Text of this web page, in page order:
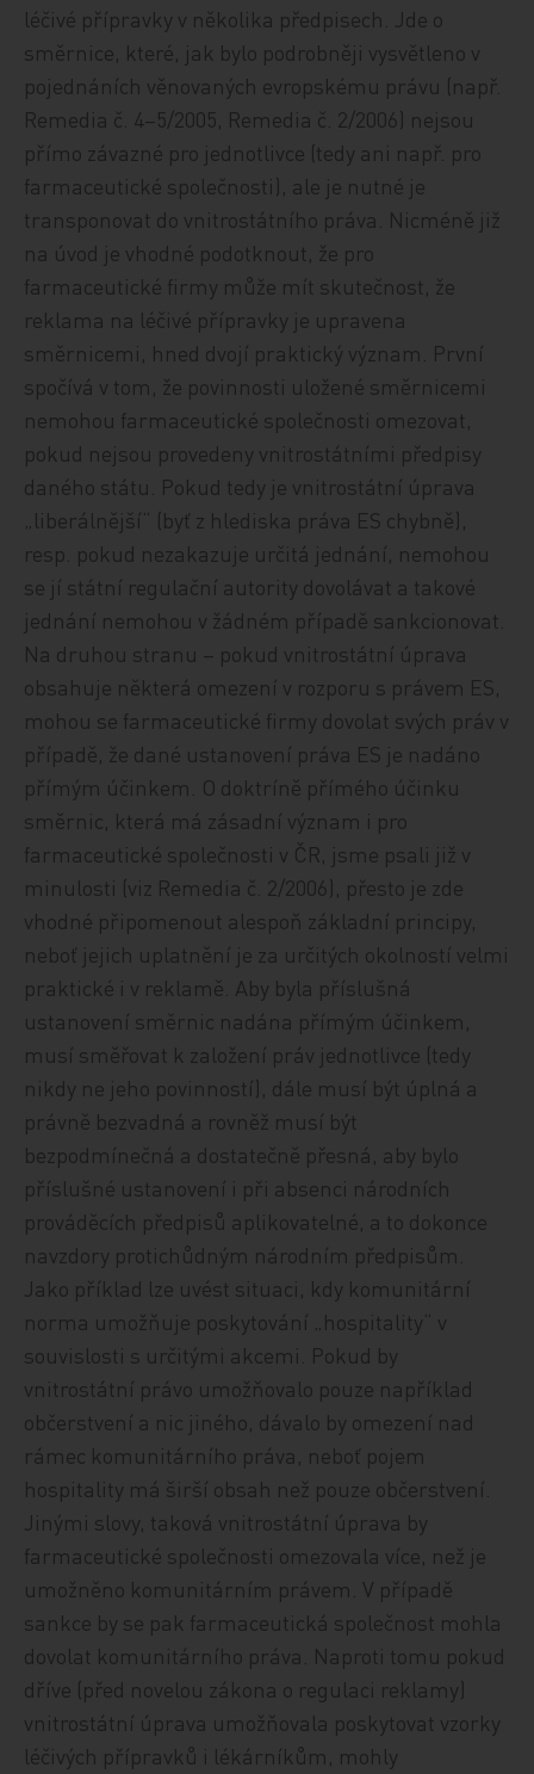
léčivé přípravky v několika předpisech. Jde o
směrnice, které, jak bylo podrobněji vysvětleno v
pojednáních věnovaných evropskému právu (např.
Remedia č. 4–5/2005, Remedia č. 2/2006) nejsou
přímo závazné pro jednotlivce (tedy ani např. pro
farmaceutické společnosti), ale je nutné je
transponovat do vnitrostátního práva. Nicméně již
na úvod je vhodné podotknout, že pro
farmaceutické firmy může mít skutečnost, že
reklama na léčivé přípravky je upravena
směrnicemi, hned dvojí praktický význam. První
spočívá v tom, že povinnosti uložené směrnicemi
nemohou farmaceutické společnosti omezovat,
pokud nejsou provedeny vnitrostátními předpisy
daného státu. Pokud tedy je vnitrostátní úprava
„liberálnější“ (byť z hlediska práva ES chybně),
resp. pokud nezakazuje určitá jednání, nemohou
se jí státní regulační autority dovolávat a takové
jednání nemohou v žádném případě sankcionovat.
Na druhou stranu – pokud vnitrostátní úprava
obsahuje některá omezení v rozporu s právem ES,
mohou se farmaceutické firmy dovolat svých práv v
případě, že dané ustanovení práva ES je nadáno
přímým účinkem. O doktríně přímého účinku
směrnic, která má zásadní význam i pro
farmaceutické společnosti v ČR, jsme psali již v
minulosti (viz Remedia č. 2/2006), přesto je zde
vhodné připomenout alespoň základní principy,
neboť jejich uplatnění je za určitých okolností velmi
praktické i v reklamě. Aby byla příslušná
ustanovení směrnic nadána přímým účinkem,
musí směřovat k založení práv jednotlivce (tedy
nikdy ne jeho povinností), dále musí být úplná a
právně bezvadná a rovněž musí být
bezpodmínečná a dostatečně přesná, aby bylo
příslušné ustanovení i při absenci národních
prováděcích předpisů aplikovatelné, a to dokonce
navzdory protichůdným národním předpisům.
Jako příklad lze uvést situaci, kdy komunitární
norma umožňuje poskytování „hospitality“ v
souvislosti s určitými akcemi. Pokud by
vnitrostátní právo umožňovalo pouze například
občerstvení a nic jiného, dávalo by omezení nad
rámec komunitárního práva, neboť pojem
hospitality má širší obsah než pouze občerstvení.
Jinými slovy, taková vnitrostátní úprava by
farmaceutické společnosti omezovala více, než je
umožněno komunitárním právem. V případě
sankce by se pak farmaceutická společnost mohla
dovolat komunitárního práva. Naproti tomu pokud
dříve (před novelou zákona o regulaci reklamy)
vnitrostátní úprava umožňovala poskytovat vzorky
léčivých přípravků i lékárníkům, mohly